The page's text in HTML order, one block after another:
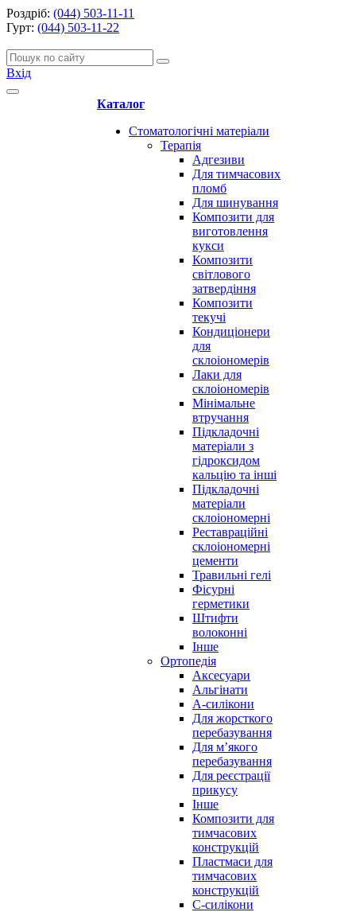
Роздріб: (044) 503-11-11
Гурт: (044) 503-11-22
Вхід
Каталог
Стоматологічні матеріали
Терапія
Адгезиви
Для тимчасових
пломб
Для шинування
Композити для
виготовлення
кукси
Композити
світлового
затвердіння
Композити
текучі
Кондиціонери
для
склоіономерів
Лаки для
склоіономерів
Мінімальне
втручання
Підкладочні
матеріали з
гідроксидом
кальцію та інші
Підкладочні
матеріали
склоіономерні
Реставраційні
склоіономерні
цементи
Травильні гелі
Фісурні
герметики
Штифти
волоконні
Інше
Ортопедія
Аксесуари
Альгінати
А-силікони
Для жорсткого
перебазування
Для м’якого
перебазування
Для реєстрації
прикусу
Інше
Композити для
тимчасових
конструкцій
Пластмаси для
тимчасових
конструкцій
С-силікони